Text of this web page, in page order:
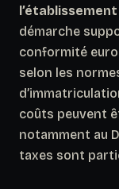
démarche
conformité
selon les
coûts peuvent
notamment au
taxes sont